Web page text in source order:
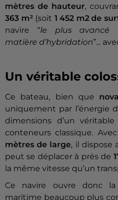
mètres de hauteur,
363 m² (soit 1 452 m2 de
navire “le plus avancé
matière d’hybridation”...
Un véritable
Ce bateau, bien que
uniquement par l’énergie
dimensions d’un
conteneurs classique.
mètres de large, il dispose
peut se déplacer à près de
la même vitesse qu’un
Ce navire ouvre donc
maritime beaucoup plus